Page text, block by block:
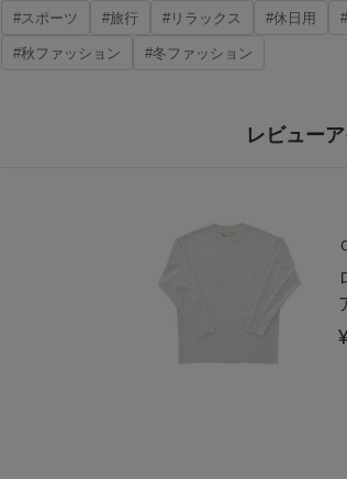
#スポーツ #旅行 #リラックス #休日用
#秋ファッション #冬ファッション
レビュー